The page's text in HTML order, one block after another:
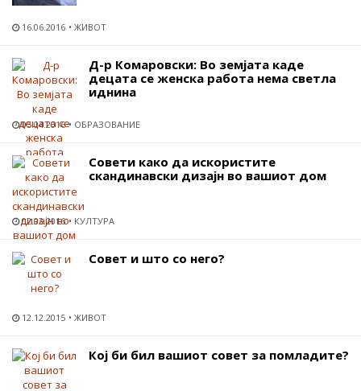
16.06.2016 ЖИВОТ
Д-р Комаровски: Во земјата каде
децата се женска работа нема светла
иднина
05.04.2016 ОБРАЗОВАНИЕ
Совети како да искористите
скандинавски дизајн во вашиот дом
02.03.2016 КУЛТУРА
Совет и што со него?
12.12.2015 ЖИВОТ
Кој би бил вашиот совет за помладите?